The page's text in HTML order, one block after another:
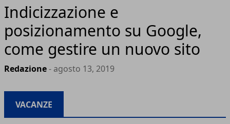
Indicizzazione e
posizionamento su Google,
come gestire un nuovo sito
Redazione- agosto 13, 2019
VACANZE